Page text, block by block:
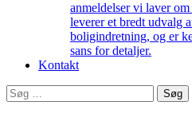
anmeldelser vi laver
leverer et bredt udvalg
boligindretning, og er
sans for detaljer.
Kontakt
Søg
efter: